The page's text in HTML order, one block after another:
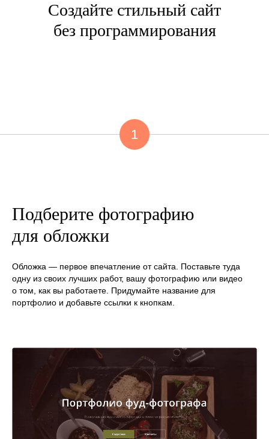
Создайте стильный сайт
без программирования
1
Подберите фотографию
для обложки
Обложка — первое впечатление от сайта. Поставьте туда
одну из своих лучших работ, вашу фотографию или видео
о том, как вы работаете. Придумайте название для
портфолио и добавьте ссылки к кнопкам.